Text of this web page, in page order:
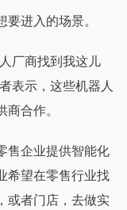
进入的场景。
厂商找到我这儿
表示，这些机器人
合作。
售企业提供智能化
希望在零售行业找
或者门店，去做实